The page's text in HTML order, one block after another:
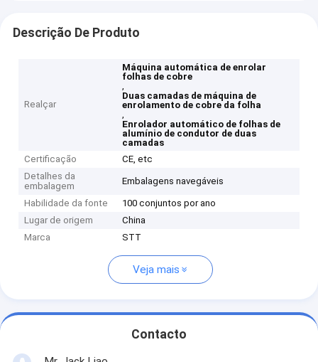
Descrição De Produto
Realçar
Máquina automática de enrolar
folhas de cobre
,
Duas camadas de máquina de
enrolamento de cobre da folha
,
Enrolador automático de folhas de
alumínio de condutor de duas
camadas
Certificação
CE, etc
Detalhes da
embalagem
Embalagens navegáveis
Habilidade da fonte
100 conjuntos por ano
Lugar de origem
China
Marca
STT
Veja mais
Contacto